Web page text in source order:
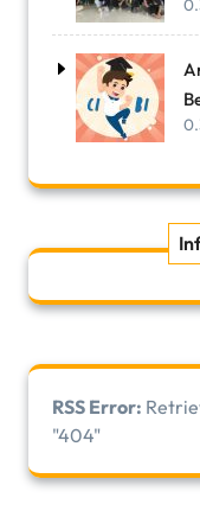
RSS Error:
"404"